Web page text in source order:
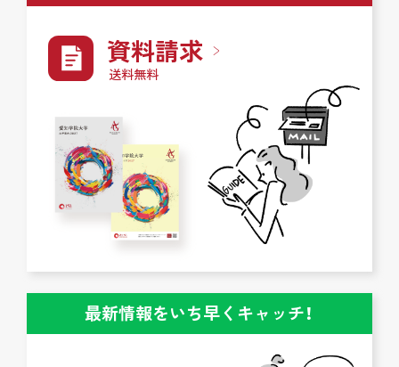
資料請求
送料無料
最新情報をいち早くキャッチ！